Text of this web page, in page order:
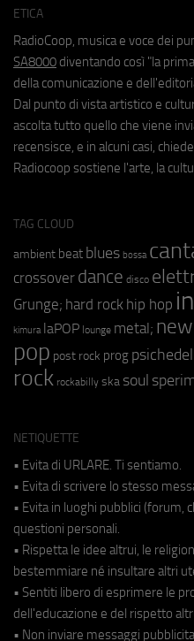
ETICA
RadioCoop, musica e voce dei
SA8000 diventando così "la
della comunicazione e
Dal punto di vista artistico e
ascolta tutto quello che viene
recensisce, e in alcuni casi,
Radiocoop sostiene l'arte, la
TAG CLOUD
ambient beat blues bossa
crossover dance disco
Grunge; hard rock hip hop
kimura laPOP lounge metal;
pop post rock prog
rock rockabilly ska soul
NETIQUETTE
• Evita di URLARE. Ti sentiamo.
• Evita di scrivere lo stesso
• Evita in luoghi pubblici (forum,
questioni personali.
• Rispetta le idee altrui, le
bestemmiare né insultare altri
• Sentiti libero di esprimere le
dell'educazione e del rispetto
• Non inviare messaggi